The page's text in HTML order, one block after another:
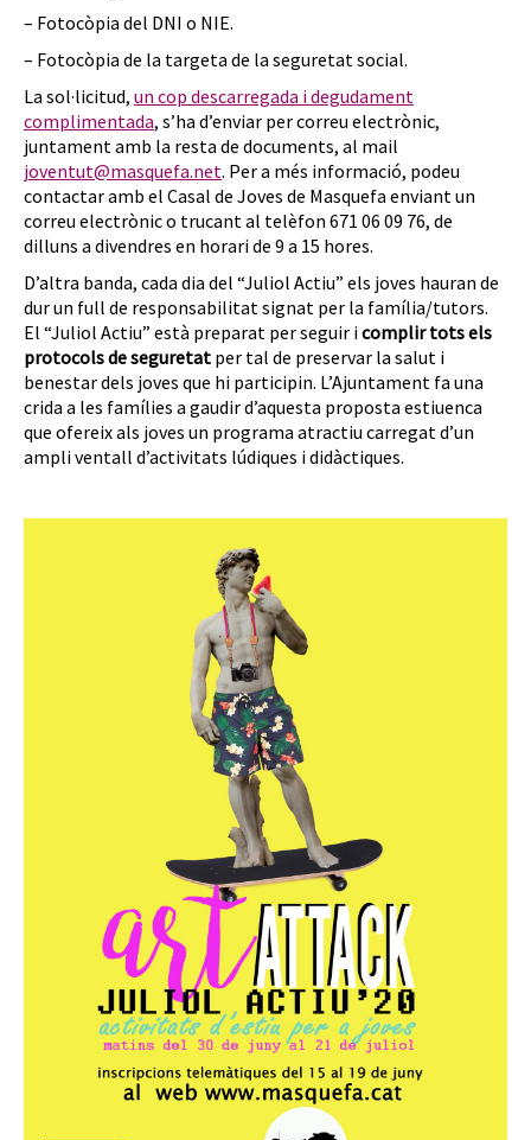
– Fotocòpia del DNI o NIE.
– Fotocòpia de la targeta de la seguretat social.
La sol·licitud, un cop descarregada i degudament
complimentada, s’ha d’enviar per correu electrònic,
juntament amb la resta de documents, al mail
joventut@masquefa.net. Per a més informació, podeu
contactar amb el Casal de Joves de Masquefa enviant un
correu electrònic o trucant al telèfon 671 06 09 76, de
dilluns a divendres en horari de 9 a 15 hores.
D’altra banda, cada dia del “Juliol Actiu” els joves hauran de
dur un full de responsabilitat signat per la família/tutors.
El “Juliol Actiu” està preparat per seguir icomplir tots els
protocols de seguretat per tal de preservar la salut i
benestar dels joves que hi participin. L’Ajuntament fa una
crida a les famílies a gaudir d’aquesta proposta estiuenca
que ofereix als joves un programa atractiu carregat d’un
ampli ventall d’activitats lúdiques i didàctiques.